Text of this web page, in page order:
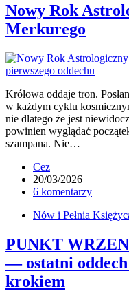
Nowy Rok
Merkurego
Królowa oddaje tron.
w każdym cyklu
nie dlatego że jest
powinien wyglądać
szampana. Nie…
Cez
20/03/2026
6 komentarzy
Nów i Pełnia
PUNKT
— ostatni
krokiem